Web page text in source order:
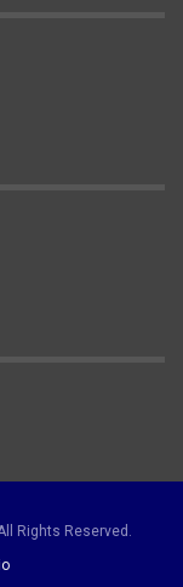
Rights Reserved.